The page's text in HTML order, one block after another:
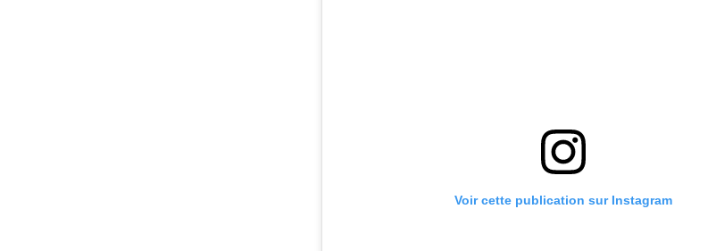
Voir cette publication sur Instagram